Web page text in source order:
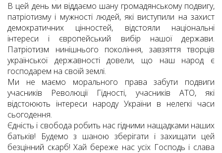
В цей день ми віддаємо шану громадянському подвигу,
патріотизму і мужності людей, які виступили на захист
демократичних цінностей, відстояли національні
інтереси і європейський вибір нашої держави.
Патріотизм нинішнього покоління, завзяття творців
української державності довели, що наш народ є
господарем на своїй землі.
Ми не маємо морального права забути подвиги
учасників Революції Гідності, учасників АТО, які
відстоюють інтереси народу України в нелегкі часи
сьогодення.
Єдність і свобода робить нас гідними нащадками наших
батьків! Будемо з шаною зберігати і захищати цей
безцінний скарб! Хай береже нас усіх Господь і слава